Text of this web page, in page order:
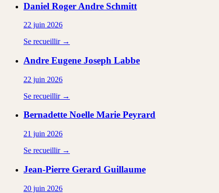
Daniel Roger Andre Schmitt
22 juin 2026
Se recueillir →
Andre Eugene Joseph Labbe
22 juin 2026
Se recueillir →
Bernadette Noelle Marie Peyrard
21 juin 2026
Se recueillir →
Jean-Pierre Gerard Guillaume
20 juin 2026